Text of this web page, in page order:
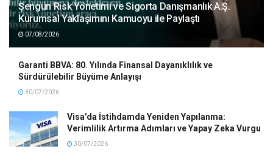
Şengün Risk Yönetimi ve Sigorta Danışmanlık A.Ş.
Kurumsal Yaklaşımını Kamuoyu ile Paylaştı
07/08/2026
Garanti BBVA: 80. Yılında Finansal Dayanıklılık ve
Sürdürülebilir Büyüme Anlayışı
30/07/2026
Visa’da İstihdamda Yeniden Yapılanma:
Verimlilik Artırma Adımları ve Yapay Zeka Vurgu
30/07/2026